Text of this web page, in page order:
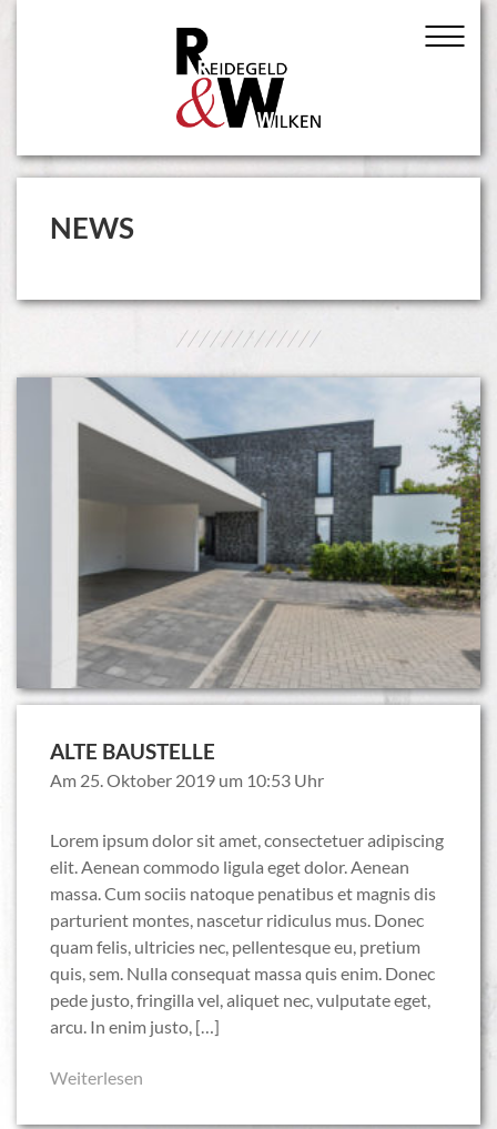
NEWS
/////////////
ALTE BAUSTELLE
Am 25. Oktober 2019 um 10:53 Uhr
Lorem ipsum dolor sit amet, consectetuer adipiscing
elit. Aenean commodo ligula eget dolor. Aenean
massa. Cum sociis natoque penatibus et magnis dis
parturient montes, nascetur ridiculus mus. Donec
quam felis, ultricies nec, pellentesque eu, pretium
quis, sem. Nulla consequat massa quis enim. Donec
pede justo, fringilla vel, aliquet nec, vulputate eget,
arcu. In enim justo, […]
Weiterlesen